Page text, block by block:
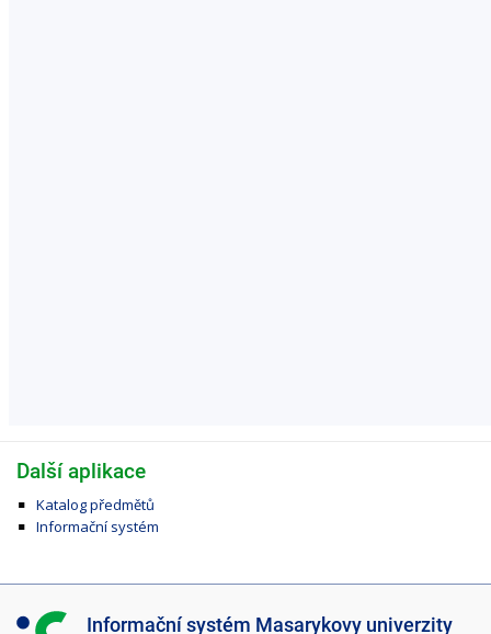
Další aplikace
Katalog předmětů
Informační systém
I
Informační systém Masarykovy univerzity